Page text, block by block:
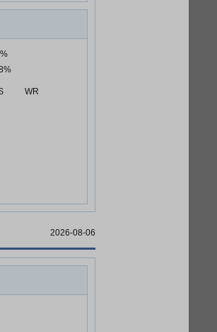
WR
2026-08-06